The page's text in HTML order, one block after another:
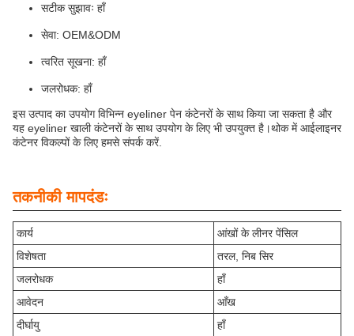
सटीक सुझावः हाँ
सेवा: OEM&ODM
त्वरित सूखना: हाँ
जलरोधक: हाँ
इस उत्पाद का उपयोग विभिन्न eyeliner पेन कंटेनरों के साथ किया जा सकता है और
यह eyeliner खाली कंटेनरों के साथ उपयोग के लिए भी उपयुक्त है।थोक में आईलाइनर
कंटेनर विकल्पों के लिए हमसे संपर्क करें.
तकनीकी मापदंडः
कार्य
आंखों के लीनर पेंसिल
विशेषता
तरल, निब सिर
जलरोधक
हाँ
आवेदन
आँख
दीर्घायु
हाँ